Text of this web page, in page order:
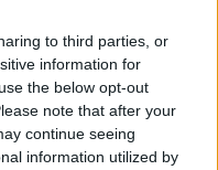
to third parties, or
information for
the below opt-out
note that after your
continue seeing
information utilized by
musica corale
vivo